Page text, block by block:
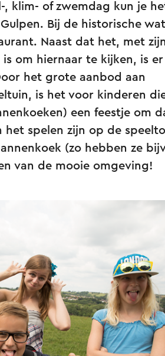
, klim- of zwemdag kun je
Bij de historische
Naast dat het, met
om hiernaar te kijken, is
het grote aanbod aan
is het voor kinderen
een feestje om
spelen zijn op de
(zo hebben ze
van de mooie omgeving!